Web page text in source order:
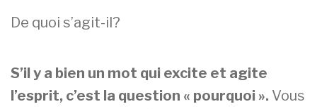
De quoi s’agit-il?
S’il y a bien un mot qui excite et agite
l’esprit, c’est la question « pourquoi ». Vous